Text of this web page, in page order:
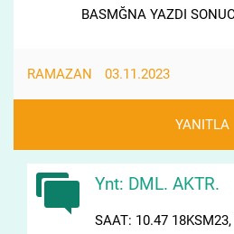
BASMĞNA YAZDI
RAMAZAN 03.11.2023
YANITLA
Ynt: DML. AKTR.
SAAT: 10.47